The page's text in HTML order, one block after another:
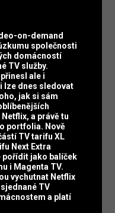
on-demand
společnosti
domácností
TV služby.
ale i
lze dnes sledovat
jak si sám
a právě tu
portfolia. Nově
TV tarifu XL
Next Extra
pořídit jako balíček
i Magenta TV.
vychutnat Netflix
TV
a platí